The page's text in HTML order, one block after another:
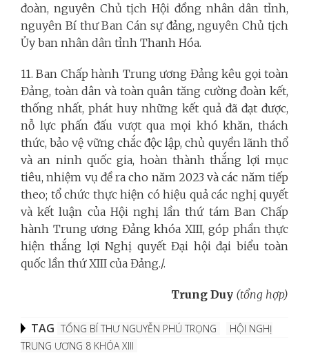
đoàn, nguyên Chủ tịch Hội đồng nhân dân tỉnh,
nguyên Bí thư Ban Cán sự đảng, nguyên Chủ tịch
Ủy ban nhân dân tỉnh Thanh Hóa.
11. Ban Chấp hành Trung ương Đảng kêu gọi toàn
Đảng, toàn dân và toàn quân tăng cường đoàn kết,
thống nhất, phát huy những kết quả đã đạt được,
nỗ lực phấn đấu vượt qua mọi khó khăn, thách
thức, bảo vệ vững chắc độc lập, chủ quyền lãnh thổ
và an ninh quốc gia, hoàn thành thắng lợi mục
tiêu, nhiệm vụ đề ra cho năm 2023 và các năm tiếp
theo; tổ chức thực hiện có hiệu quả các nghị quyết
và kết luận của Hội nghị lần thứ tám Ban Chấp
hành Trung ương Đảng khóa XIII, góp phần thực
hiện thắng lợi Nghị quyết Đại hội đại biểu toàn
quốc lần thứ XIII của Đảng./.
Trung Duy (tổng hợp)
TAG TỔNG BÍ THƯ NGUYỄN PHÚ TRỌNG
HỘI NGHỊ
TRUNG ƯƠNG 8 KHÓA XIII